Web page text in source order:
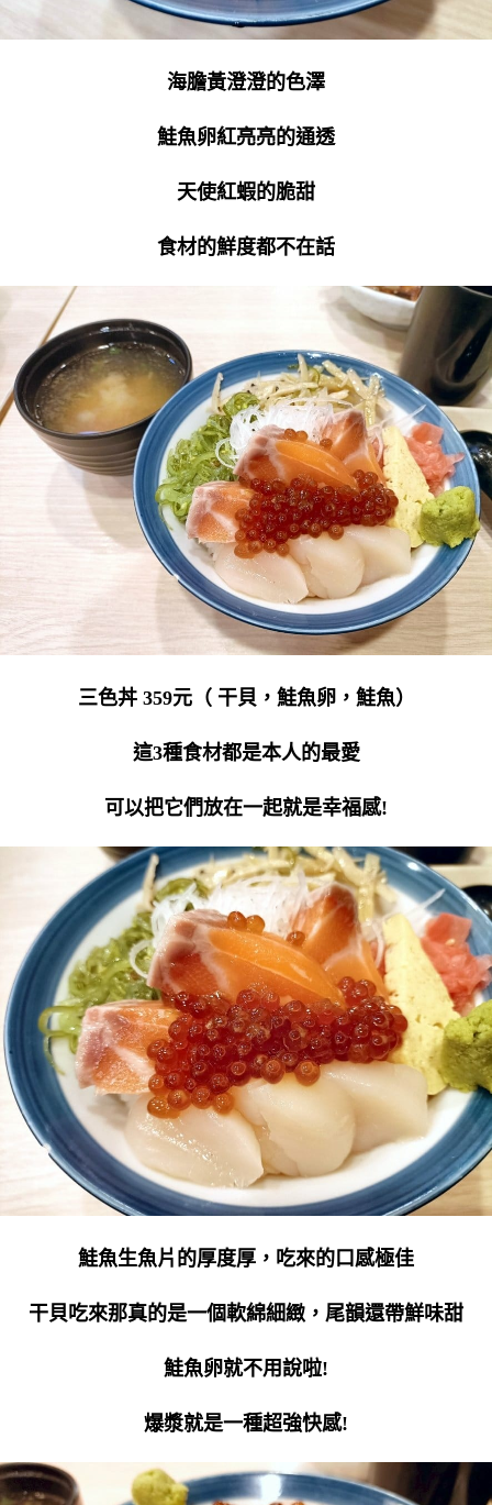
海膽黃澄澄的色澤
鮭魚卵紅亮亮的通透
天使紅蝦的脆甜
食材的鮮度都不在話
三色丼 359元（ 干貝，鮭魚卵，鮭魚）
這3種食材都是本人的最愛
可以把它們放在一起就是幸福感!
鮭魚生魚片的厚度厚，吃來的口感極佳
干貝吃來那真的是一個軟綿細緻，尾韻還帶鮮味甜
鮭魚卵就不用說啦!
爆漿就是一種超強快感!